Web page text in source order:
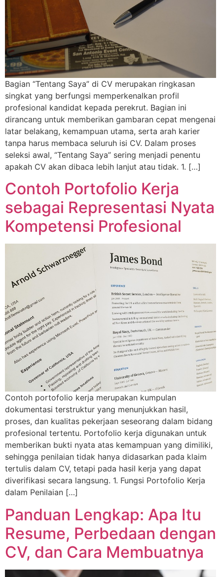
Bagian “Tentang Saya” di CV merupakan ringkasan
singkat yang berfungsi memperkenalkan profil
profesional kandidat kepada perekrut. Bagian ini
dirancang untuk memberikan gambaran cepat mengenai
latar belakang, kemampuan utama, serta arah karier
tanpa harus membaca seluruh isi CV. Dalam proses
seleksi awal, “Tentang Saya” sering menjadi penentu
apakah CV akan dibaca lebih lanjut atau tidak. 1. […]
Contoh Portofolio Kerja
sebagai Representasi Nyata
Kompetensi Profesional
Contoh portofolio kerja merupakan kumpulan
dokumentasi terstruktur yang menunjukkan hasil,
proses, dan kualitas pekerjaan seseorang dalam bidang
profesional tertentu. Portofolio kerja digunakan untuk
memberikan bukti nyata atas kemampuan yang dimiliki,
sehingga penilaian tidak hanya didasarkan pada klaim
tertulis dalam CV, tetapi pada hasil kerja yang dapat
diverifikasi secara langsung. 1. Fungsi Portofolio Kerja
dalam Penilaian […]
Panduan Lengkap: Apa Itu
Resume, Perbedaan dengan
CV, dan Cara Membuatnya